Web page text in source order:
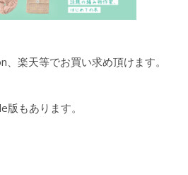
楽天等でお買い求め頂けます。
版もあります。